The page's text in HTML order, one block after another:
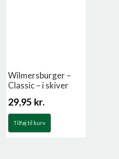
Wilmersburger –
Classic – i skiver
29,95 kr.
Tilføj til kurv